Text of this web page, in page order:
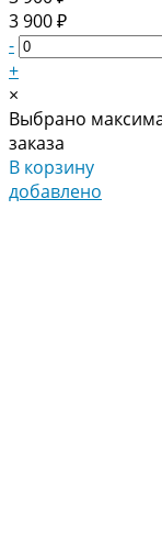
3 900 ₽
-
+
×
Выбрано
заказа
В корзину
добавлено